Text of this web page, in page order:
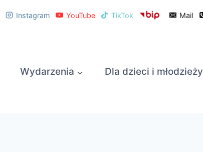
Instagram YouTube TikTok Mail
Wydarzenia Dla dzieci i młodzieży